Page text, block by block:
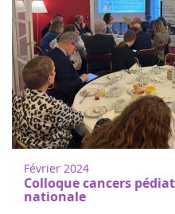
Février 2024
Colloque cancers
nationale